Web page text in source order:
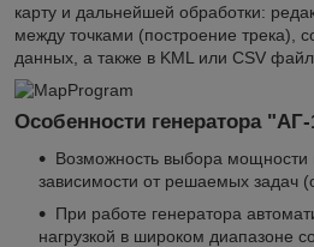
карту и дальнейшей обработки:
между точками (построение трека),
данных, а также в KML или CSV файл.
Особенности генератора "АГ-
Возможность выбора мощности
зависимости от решаемых задач
При работе генератора
нагрузкой в широком диапазоне